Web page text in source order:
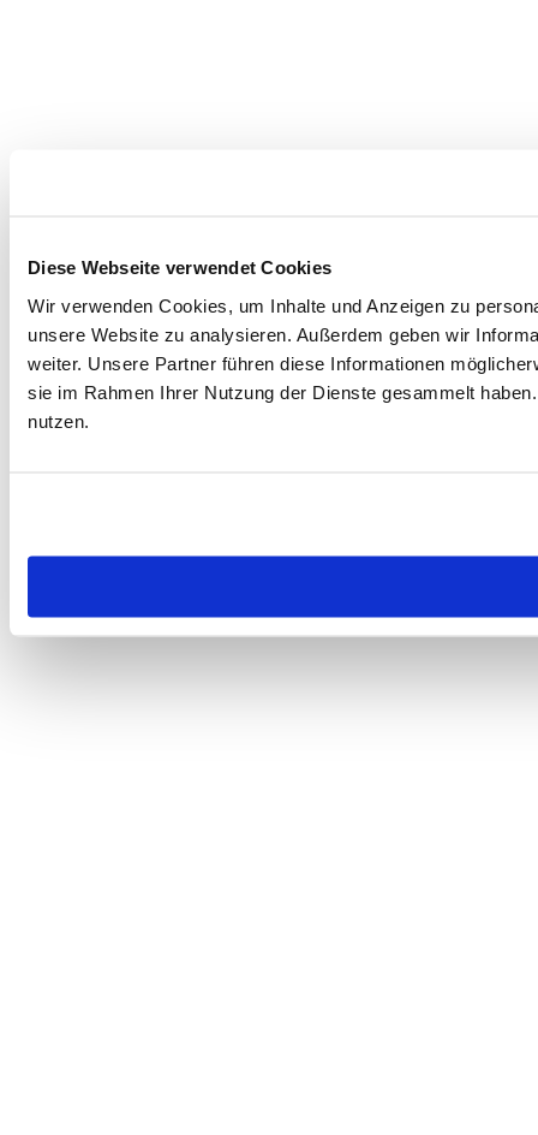
Diese Webseite verwendet Cookies
Wir verwenden Cookies, um Inhalte und Anzeigen zu
unsere Website zu analysieren. Außerdem geben wir
weiter. Unsere Partner führen diese Informationen
sie im Rahmen Ihrer Nutzung der Dienste gesammelt
nutzen.